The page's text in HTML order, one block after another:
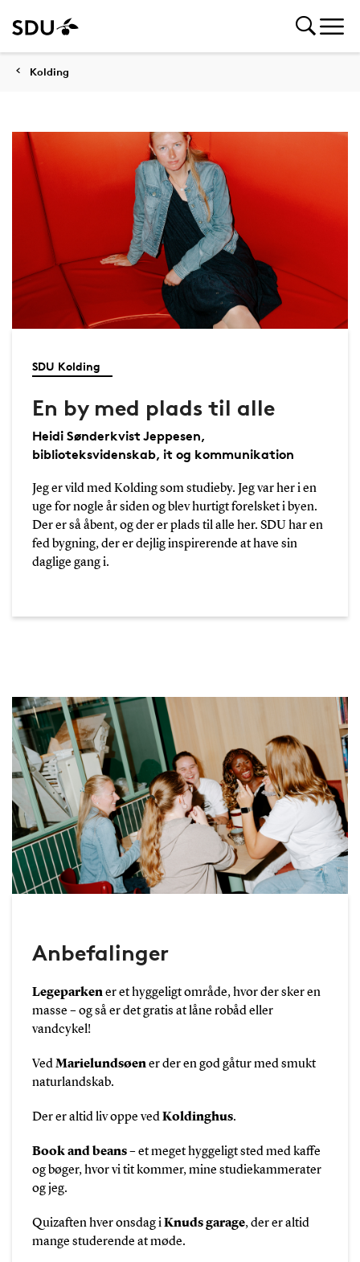
Kolding
SDU Kolding
En by med plads til alle
Heidi Sønderkvist Jeppesen,
biblioteksvidenskab, it og kommunikation
Jeg er vild med Kolding som studieby. Jeg var her i en
uge for nogle år siden og blev hurtigt forelsket i byen.
Der er så åbent, og der er plads til alle her. SDU har en
fed bygning, der er dejlig inspirerende at have sin
daglige gang i.
Anbefalinger
Legeparkener et hyggeligt område, hvor der sker en
masse – og så er det gratis at låne robåd eller
vandcykel!
VedMarielundsøener der en god gåtur med smukt
naturlandskab.
Der er altid liv oppe vedKoldinghus.
Book and beans– et meget hyggeligt sted med kaffe
og bøger, hvor vi tit kommer, mine studiekammerater
og jeg.
Quizaften hver onsdag iKnuds garage, der er altid
mange studerende at møde.